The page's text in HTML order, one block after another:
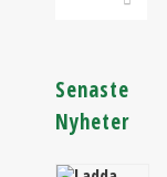
Senaste
Nyheter